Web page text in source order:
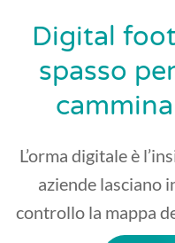
Digital
spasso
L’orma digitale è
aziende lasciano
controllo la mappa